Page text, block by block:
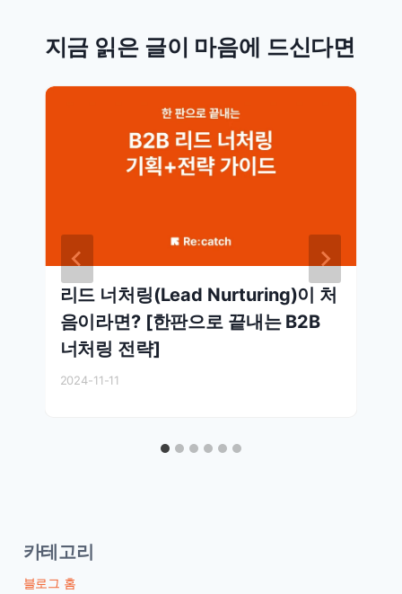
지금 읽은 글이 마음에 드신다면
리드 너처링(Lead Nurturing)이 처
음이라면? [한판으로 끝내는 B2B
너처링 전략]
2024-11-11
카테고리
블로그 홈